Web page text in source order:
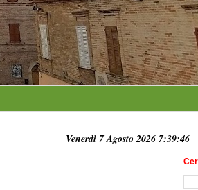
Venerdì 7 Agosto 2026 7:39:47